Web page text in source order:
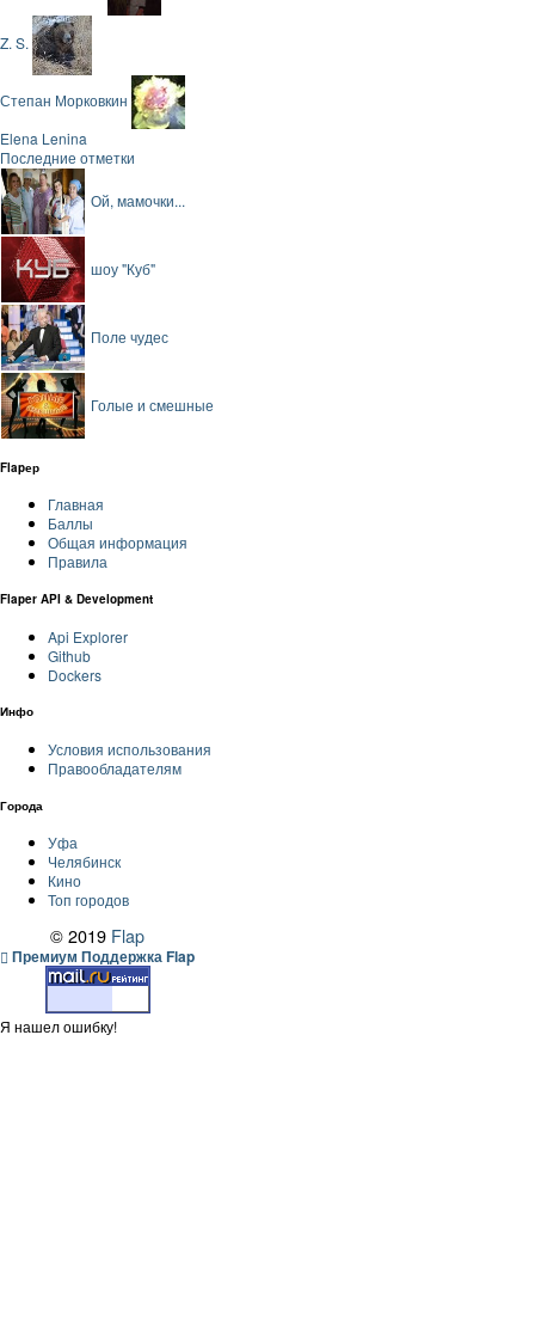
Z. S.
Степан Морковкин
Elena Lenina
Последние отметки
Ой, мамочки...
шоу "Куб"
Поле чудес
Голые и смешные
Flapер
Главная
Баллы
Общая информация
Правила
Flaper API & Development
Api Explorer
Github
Dockers
Инфо
Условия использования
Правообладателям
Города
Уфа
Челябинск
Кино
Топ городов
© 2019 Flap
Премиум Поддержка Flap
Я нашел ошибку!